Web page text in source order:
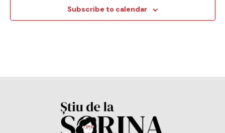
Subscribe to calendar